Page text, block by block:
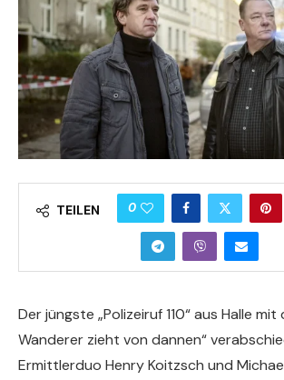
TEILEN 0
Der jüngste „Polizeiruf 110“ aus Halle
Wanderer zieht von dannen“
Ermittlerduo Henry Koitzsch und